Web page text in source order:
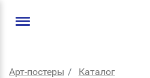
Арт-постеры Каталог